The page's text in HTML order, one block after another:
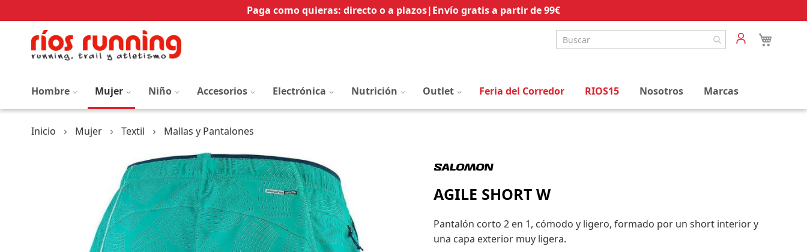
Paga como quieras: directo o a plazos|Envío gratis a partir de 99€
Ir
al
Hombre Mujer Niño Accesorios Electrónica Nutrición Outlet Feria del Corredor RIOS15 Nosotros Marcas
Inicio Mujer Textil Mallas y Pantalones
AGILE SHORT W
Pantalón corto 2 en 1, cómodo y ligero, formado por un short interior y
una capa exterior muy ligera.